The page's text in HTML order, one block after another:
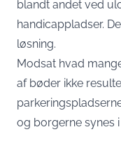
blandt andet ved
handicappladser.
løsning.
Modsat hvad
af bøder ikke
og borgerne synes